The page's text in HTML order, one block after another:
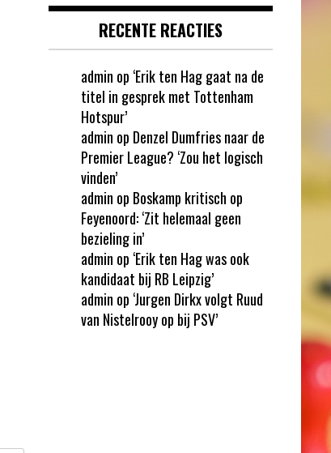
RECENTE REACTIES
admin op ‘Erik ten Hag gaat na de
titel in gesprek met Tottenham
Hotspur’
admin op Denzel Dumfries naar de
Premier League? ‘Zou het logisch
vinden’
admin op Boskamp kritisch op
Feyenoord: ‘Zit helemaal geen
bezieling in’
admin op ‘Erik ten Hag was ook
kandidaat bij RB Leipzig’
admin op ‘Jurgen Dirkx volgt Ruud
van Nistelrooy op bij PSV’